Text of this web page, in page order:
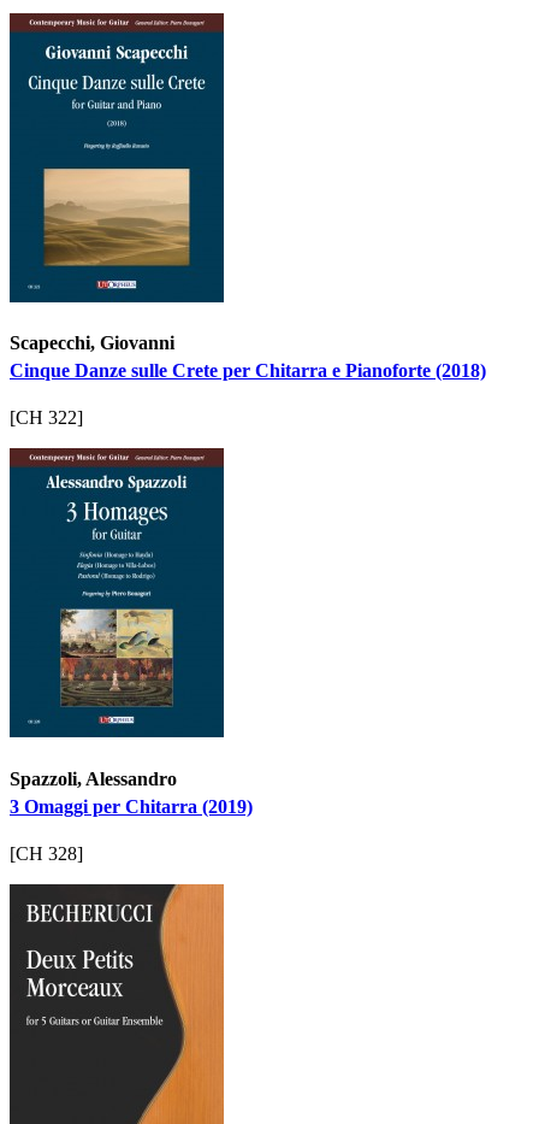
Scapecchi, Giovanni
Cinque Danze sulle Crete per Chitarra e Pianoforte (2018)
[CH 322]
Spazzoli, Alessandro
3 Omaggi per Chitarra (2019)
[CH 328]